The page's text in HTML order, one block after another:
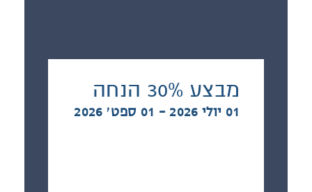
מבצע 30% הנחה
01 יולי 2026 - 01 ספט׳ 2026